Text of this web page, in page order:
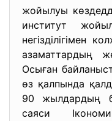
жойылуы
институт
негізділігімен
азаматтардың
Осыған
өз қалпында
90 жылдардың
саяси